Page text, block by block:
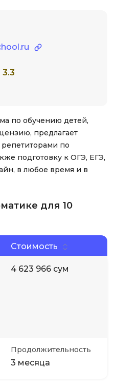
3.3
по обучению детей,
предлагает
по
подготовку к ОГЭ, ЕГЭ,
в любое время и в
для 10
Стоимость
4 623 966 сум
Продолжительность
3 месяца